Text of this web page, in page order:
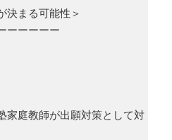
決まる可能性＞
ーーーーー
庭教師が出願対策として対